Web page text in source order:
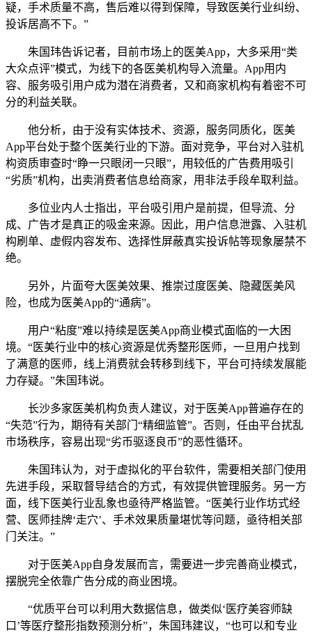
疑，手术质量不高，售后难以得到保障，导致医美行业纠纷、
投诉居高不下。”
朱国玮告诉记者，目前市场上的医美App，大多采用“类
大众点评”模式，为线下的各医美机构导入流量。App用内
容、服务吸引用户成为潜在消费者，又和商家机构有着密不可
分的利益关联。
他分析，由于没有实体技术、资源，服务同质化，医美
App平台处于整个医美行业的下游。面对竞争，平台对入驻机
构资质审查时“睁一只眼闭一只眼”，用较低的广告费用吸引
“劣质”机构，出卖消费者信息给商家，用非法手段牟取利益。
多位业内人士指出，平台吸引用户是前提，但导流、分
成、广告才是真正的吸金来源。因此，用户信息泄露、入驻机
构刷单、虚假内容发布、选择性屏蔽真实投诉帖等现象屡禁不
绝。
另外，片面夸大医美效果、推崇过度医美、隐藏医美风
险，也成为医美App的“通病”。
用户“粘度”难以持续是医美App商业模式面临的一大困
境。“医美行业中的核心资源是优秀整形医师，一旦用户找到
了满意的医师，线上消费就会转移到线下，平台可持续发展能
力存疑。”朱国玮说。
长沙多家医美机构负责人建议，对于医美App普遍存在的
“失范”行为，期待有关部门“精细监管”。否则，任由平台扰乱
市场秩序，容易出现“劣币驱逐良币”的恶性循环。
朱国玮认为，对于虚拟化的平台软件，需要相关部门使用
先进手段，采取督导结合的方式，有效提供管理服务。另一方
面，线下医美行业乱象也亟待严格监管。“医美行业作坊式经
营、医师挂牌‘走穴’、手术效果质量堪忧等问题，亟待相关部
门关注。”
对于医美App自身发展而言，需要进一步完善商业模式，
摆脱完全依靠广告分成的商业困境。
“优质平台可以利用大数据信息，做类似‘医疗美容师缺
口’等医疗整形指数预测分析”，朱国玮建议，“也可以和专业